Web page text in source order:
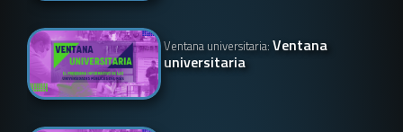
Ventana universitaria:Ventana
universitaria